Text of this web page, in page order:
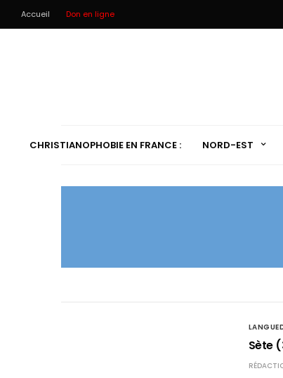
Accueil Don en ligne
CHRISTIANOPHOBIE EN FRANCE : NORD-EST
Sète